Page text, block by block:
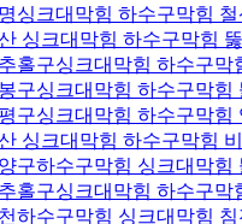
싱크대막힘 하수구막힘 철
싱크대막힘 하수구막힘
홀구싱크대막힘 하수구막
구싱크대막힘 하수구막힘
구싱크대막힘 하수구막힘
싱크대막힘 하수구막힘
구하수구막힘 싱크대막힘
홀구싱크대막힘 하수구막
하수구막힘 싱크대막힘 침